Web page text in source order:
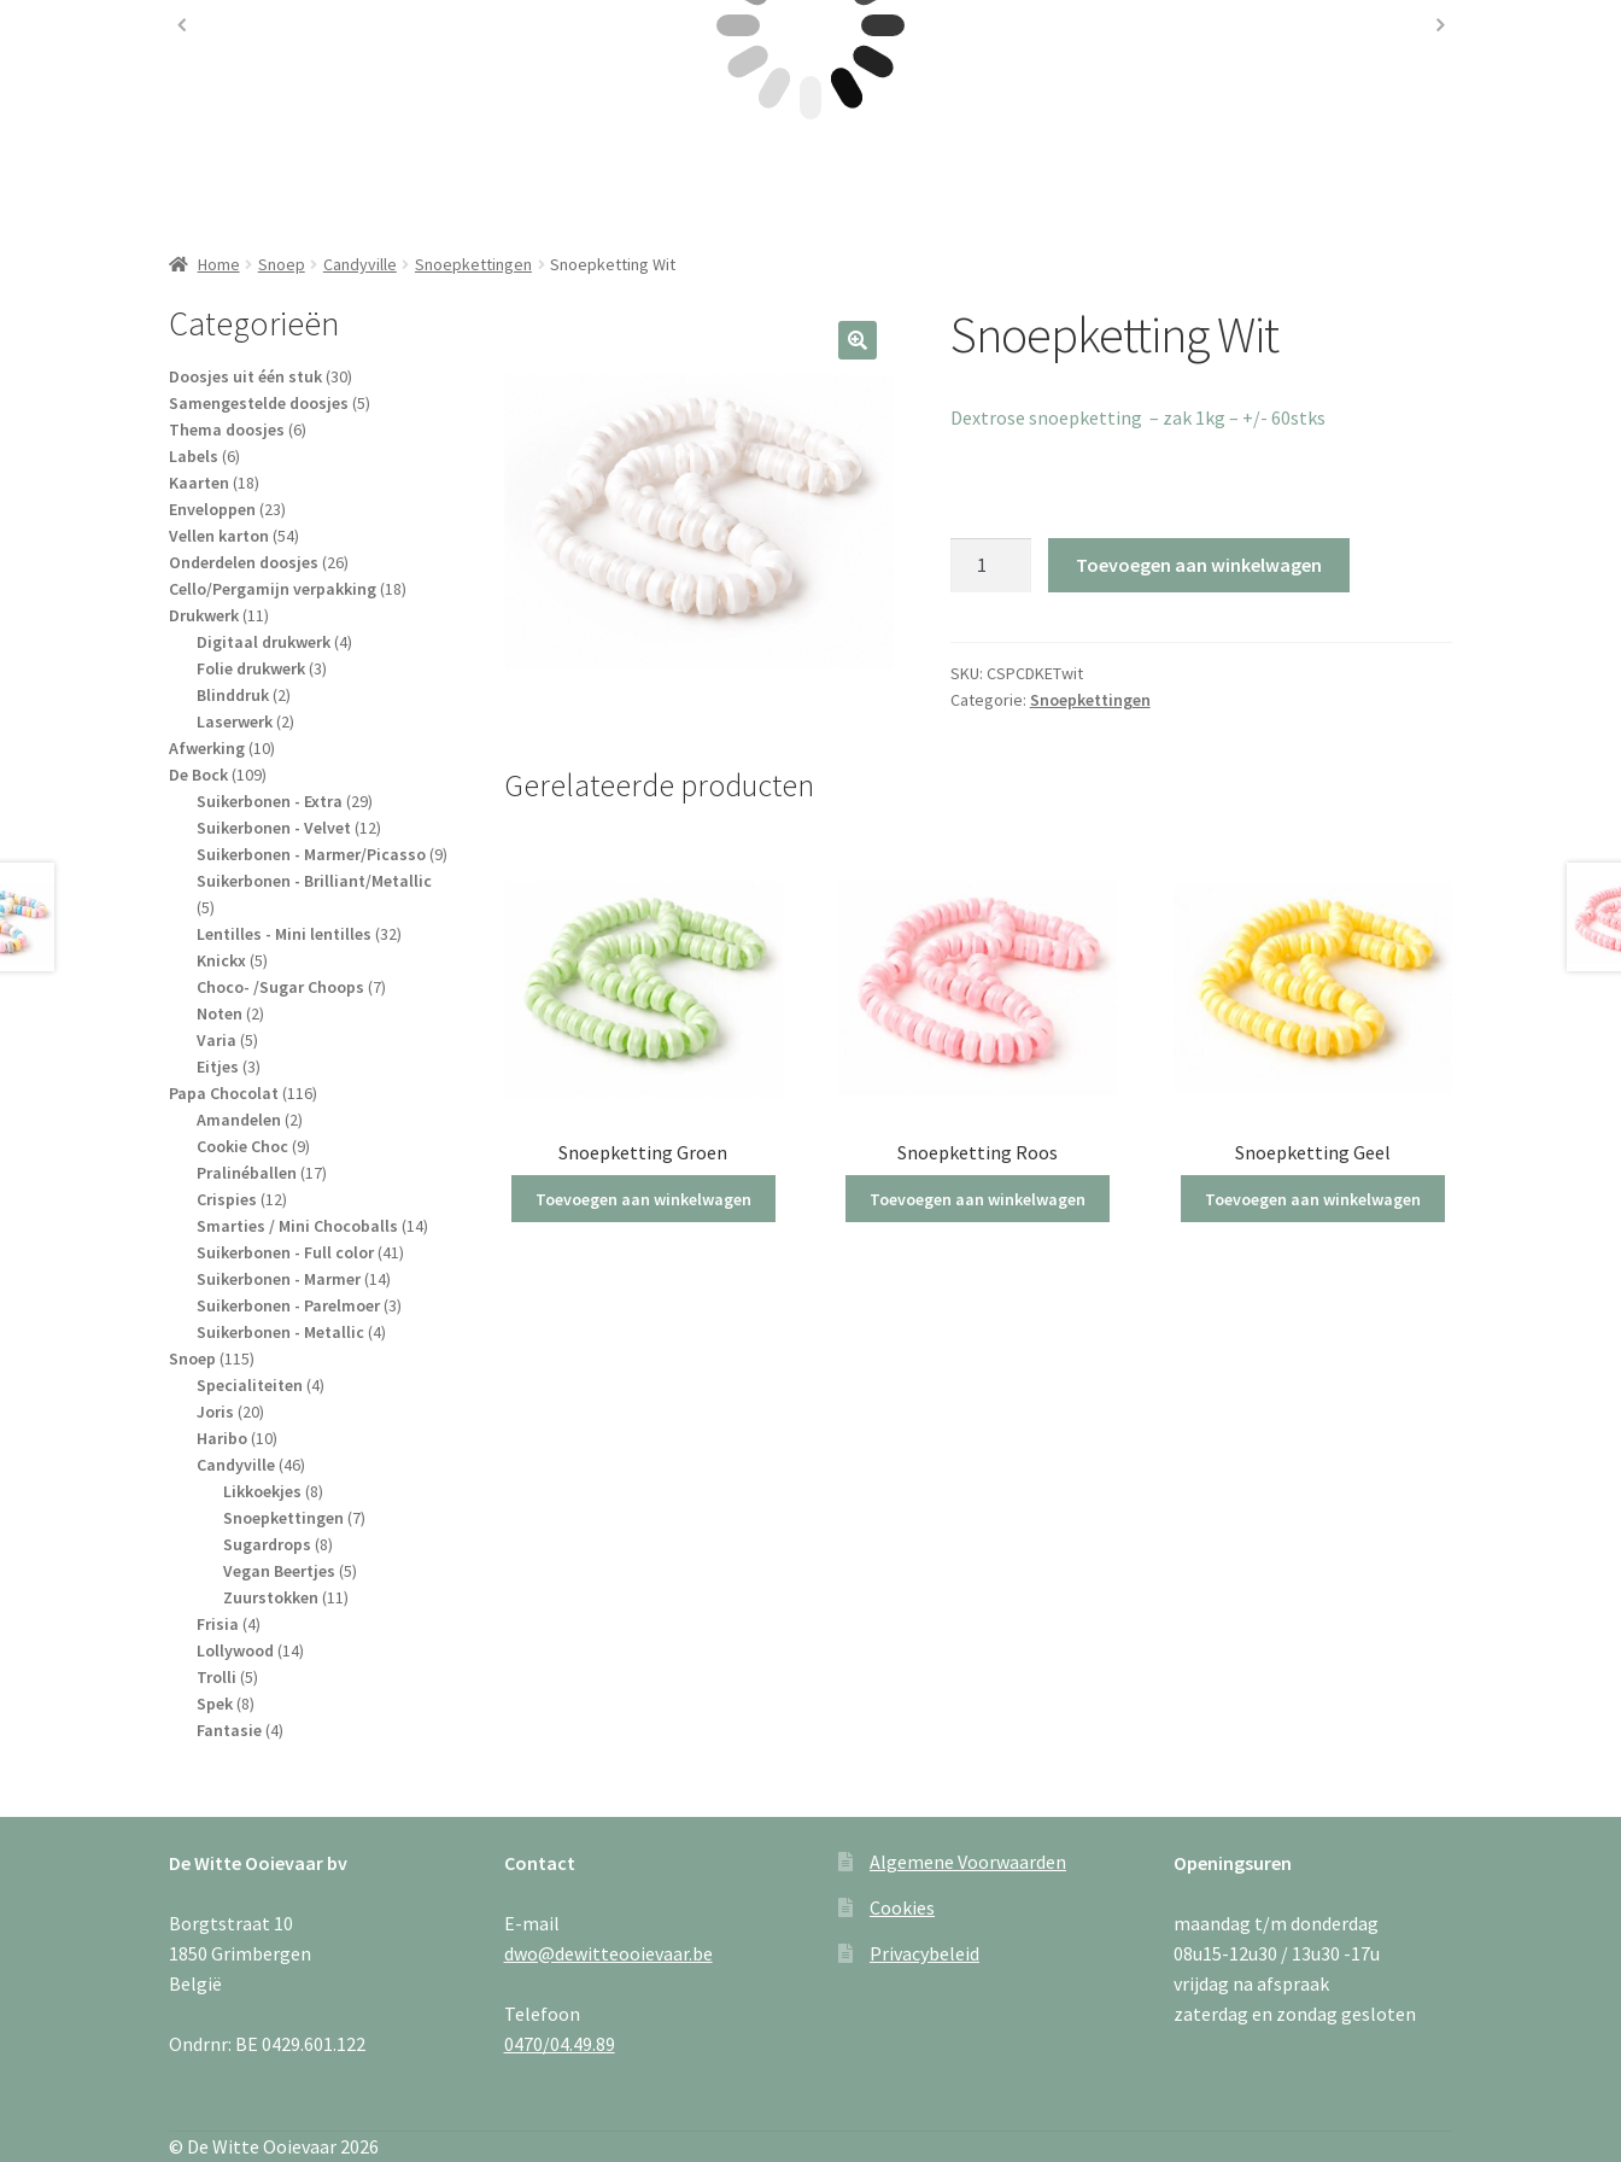
Home Snoep Candyville Snoepkettingen Snoepketting Wit
Snoepketting Wit
Dextrose snoepketting – zak 1kg – +/- 60stks
Toevoegen aan winkelwagen
SKU: CSPCDKETwit
Categorie: Snoepkettingen
Gerelateerde producten
Snoepketting Groen
Toevoegen aan winkelwagen
Snoepketting Roos
Toevoegen aan winkelwagen
Snoepketting Geel
Toevoegen aan winkelwagen
Categorieën
Doosjes uit één stuk 3030
producten
Samengestelde doosjes 55
Thema doosjes 66
Labels 66
producten
Kaarten 1818
producten
Enveloppen 2323
producten
Vellen karton 5454
producten
Onderdelen doosjes 2626
producten
Cello/Pergamijn verpakking 1818
Drukwerk 1111
producten
Digitaal drukwerk 44
Folie drukwerk 33
Blinddruk 22
producten
Laserwerk 22
Afwerking 1010
De Bock 109109
producten
Suikerbonen - Extra 2929
producten
Suikerbonen - Velvet 1212
producten
Suikerbonen - Marmer/Picasso 99
Suikerbonen - Brilliant/Metallic
55
producten
Lentilles - Mini lentilles 3232
Knickx 55
producten
Choco- /Sugar Choops 77
Noten 22
Varia 55
producten
Eitjes 33
producten
Papa Chocolat 116116
Amandelen 22
producten
Cookie Choc 99
producten
Pralinéballen 1717
Crispies 1212
producten
Smarties / Mini Chocoballs 1414
Suikerbonen - Full color 4141
Suikerbonen - Marmer 1414
producten
Suikerbonen - Parelmoer 33
Suikerbonen - Metallic 44
Snoep 115115
producten
Specialiteiten 44
Joris 2020
producten
Haribo 1010
producten
Candyville 4646
producten
Likkoekjes 88
producten
Snoepkettingen 77
Sugardrops 88
producten
Vegan Beertjes 55
Zuurstokken 1111
Frisia 44
producten
Lollywood 1414
Trolli 55
producten
Spek 88
producten
Fantasie 44
De Witte Ooievaar bv
Borgtstraat 10
1850 Grimbergen
België
Ondrnr: BE 0429.601.122
Contact
E-mail
dwo@dewitteooievaar.be
Telefoon
0470/04.49.89
Algemene Voorwaarden
Cookies
Privacybeleid
Openingsuren
maandag t/m donderdag
08u15-12u30 / 13u30 -17u
vrijdag na afspraak
zaterdag en zondag gesloten
© De Witte Ooievaar 2026